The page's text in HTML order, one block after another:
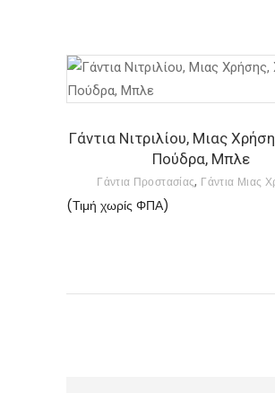
μπορούν
επιλεγούν
σελίδα
του
προϊόν
έχει
πολλαπλές
να
Γάντια Νιτριλίου, Μιας
Πούδρα, Μπλε
Γάντια Προστασίας, Γάντια Μιας
(Τιμή χωρίς ΦΠΑ)